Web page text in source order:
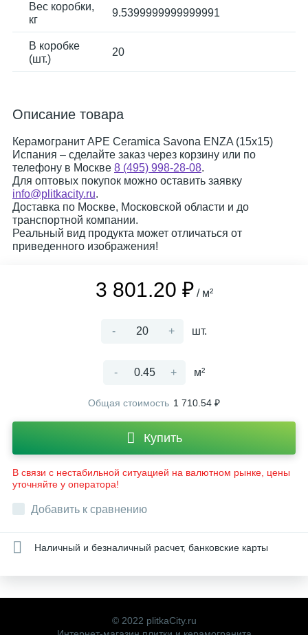
Вес коробки,
кг
9.5399999999999991
В коробке
(шт.)
20
Описание товара
Керамогранит APE Ceramica Savona ENZA (15x15)
Испания – сделайте заказ через корзину или по
телефону в Москве 8 (495) 998-28-08.
Для оптовых покупок можно оставить заявку
info@plitkacity.ru.
Доставка по Москве, Московской области и до
транспортной компании.
Реальный вид продукта может отличаться от
приведенного изображения!
3 801.20 ₽ / м²
- + шт.
- + м²
Общая стоимость 1 710.54 ₽
Купить
В связи с нестабильной ситуацией на валютном рынке, цены
уточняйте у оператора!
Добавить к сравнению
Наличный и безналичный расчет, банковские карты
© 2022 plitkaCity.ru